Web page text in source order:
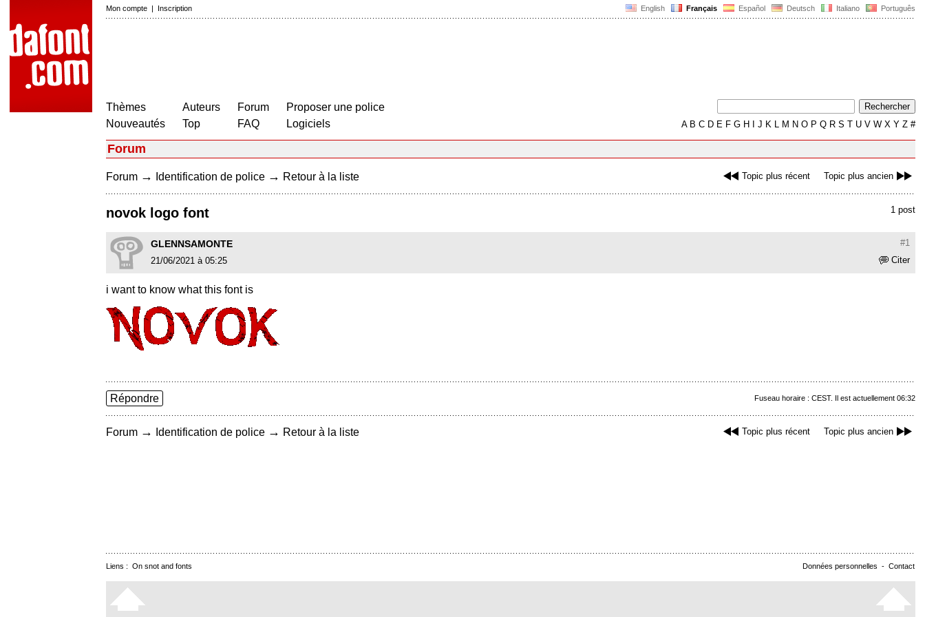
English Français Español Deutsch Italiano Português
Mon compte | Inscription
Thèmes
Nouveautés
Auteurs
Top
Forum
FAQ
Proposer une police
Logiciels
AB C D E F G H J K L M N O P Q R S T U V W X Y Z #
Forum
Topic plus récent Topic plus ancien
Forum → Identification de police → Retour à la liste
1 post
novok logo font
#1
GLENNSAMONTE
Citer
21/06/2021 à 05:25
i want to know what this font is
Fuseau horaire : CEST. Il est actuellement 06:32
Répondre
Topic plus récent Topic plus ancien
Forum → Identification de police → Retour à la liste
Données personnelles - Contact
Liens : On snot and fonts